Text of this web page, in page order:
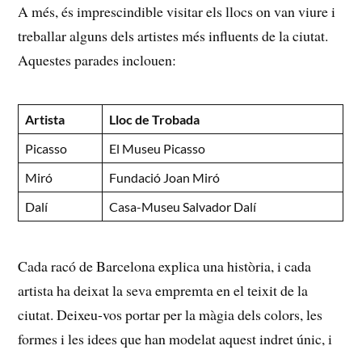
A més, és imprescindible visitar els llocs⁢ on van ⁤viure i
treballar alguns dels artistes més‌ influents⁢ de la ciutat.
Aquestes parades inclouen:
Artista
Lloc de ⁣Trobada
Picasso
El Museu⁤ Picasso
Miró
Fundació Joan Miró
Dalí
Casa-Museu Salvador Dalí
Cada racó de⁢ Barcelona explica una història, i cada
artista ha deixat la seva‍ empremta en el‌ teixit de la
ciutat. Deixeu-vos portar per la màgia dels colors, les
formes i les idees que han modelat aquest indret únic, i